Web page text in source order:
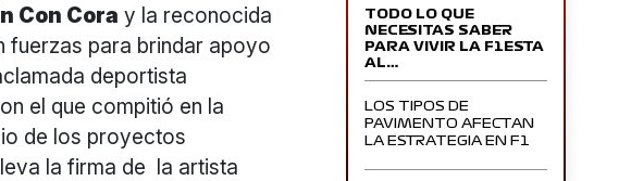
Con Cora y la reconocida
fuerzas para brindar apoyo
deportista
el que compitió en la
de los proyectos
la firma de la artista
TODO LO QUE
NECESITAS SABER
PARA VIVIR LA F1ESTA
AL…
LOS TIPOS DE
PAVIMENTO AFECTAN
LA ESTRATEGIA EN F1